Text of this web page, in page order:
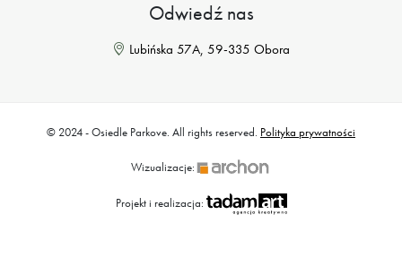
Odwiedź nas
Lubińska 57A, 59-335 Obora
© 2024 - Osiedle Parkove. All rights reserved. Polityka prywatności
Wizualizacje:
Projekt i realizacja: